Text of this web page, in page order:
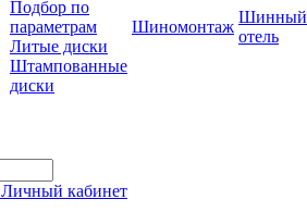
Подбор по
параметрам
Литые диски
Штампованные
диски
Шиномонтаж
Шинный
отель
Личный кабинет